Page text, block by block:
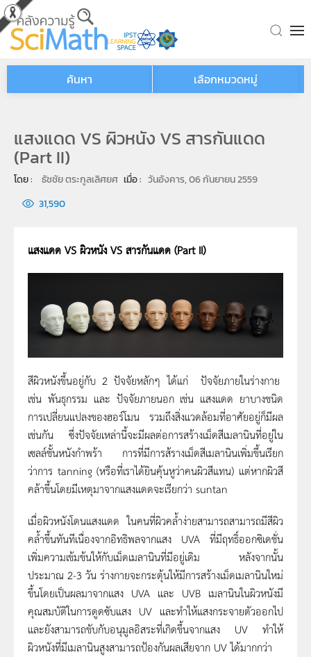
Skip to main content
ค้นหา เลือกหมวดหมู่
แสงแดด VS ผิวหนัง VS สารกันแดด
(Part II)
โดย : ธัชชัย ตระกูลเลิศยศ เมื่อ : วันอังคาร, 06 กันยายน 2559
31,590
แสงแดด VS ผิวหนัง VS สารกันแดด (Part II)
สีผิวหนังขึ้นอยู่กับ 2 ปัจจัยหลักๆ ได้แก่ ปัจจัยภายในร่างกาย
เช่น พันธุกรรม และ ปัจจัยภายนอก เช่น แสงแดด ยาบางชนิด
การเปลี่ยนแปลงของฮอร์โมน รวมถึงสิ่งแวดล้อมที่อาศัยอยู่ก็มีผล
เช่นกัน ซึ่งปัจจัยเหล่านี้จะมีผลต่อการสร้างเม็ดสีเมลานินที่อยู่ใน
เซลล์ชั้นหนังกำพร้า การที่มีการส้รางเม็ดสีเมลานินเพิ่มขึ้นเรียก
ว่าการ tanning (หรือที่เราได้ยินคุ้นหูว่าคนผิวสีแทน) แต่หากผิวสี
คล้าขึ้นโดยมีเหตุมาจากแสงแดดจะเรียกว่า suntan
เมื่อผิวหนังโดนแสงแดด ในคนที่ผิวคล้ำง่ายสามารถสามารถมีสีผิว
คล้ำขึ้นทันทีเนื่องจากอิทธิพลจากแสง UVA ที่มีฤทธิ์ออกซิเดชั่น
เพิ่มความเข้มข้นให้กับเม็ดเมลานินที่มีอยู่เดิม หลังจากนั้น
ประมาณ 2-3 วัน ร่างกายจะกระตุ้นให้มีการสร้างเม็ดเมลานินใหม่
ขึ้นโดยเป็นผลมาจากแสง UVA และ UVB เมลานินในผิวหนังมี
คุณสมบัติในการดูดซับแสง UV และทำให้แสงกระจายตัวออกไป
และยังสามารถขับกับอนุมูลอิสระที่เกิดขึ้นจากแสง UV ทำให้
ผิวหนังที่มีเมลานินสูงสามารถป้องกันผลเสียจาก UV ได้มากกว่า